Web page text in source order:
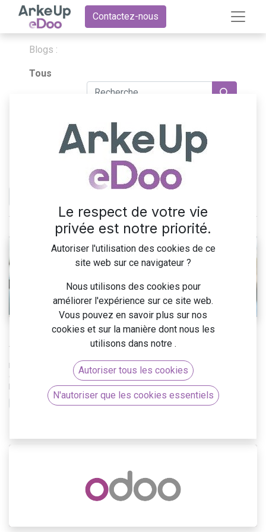
Contactez-nous
Blogs :
Tous
Blog eDoo
La gestion de projets Odoo : optimisez
votre planification et votre gestion d’équipe
La gestion de projets Odoo Optimisez votre planification et votre
gestion d’équipe Parmi toutes les applications, la gestion de projets fait
l’objet d’une attention particulière dans la version 15.0 d...
ERP & Odoo
Odoo
Le respect de votre vie
privée est notre priorité.
Autoriser l'utilisation des cookies de ce
site web sur ce navigateur ?
Nous utilisons des cookies pour
améliorer l'expérience sur ce site web.
Vous pouvez en savoir plus sur nos
cookies et sur la manière dont nous les
utilisons dans notre .
Autoriser tous les cookies
N'autoriser que les cookies essentiels